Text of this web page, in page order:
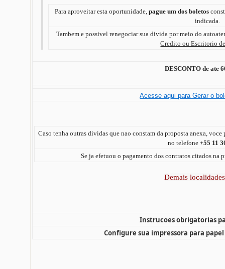
Para aproveitar esta oportunidade, pague um dos boletos
indicada.
Tambem e possivel renegociar sua divida por meio do
Credito ou Escritorio
DESCONTO de ate
Acesse aqui para Gerar o
Caso tenha outras dividas que nao constam da proposta anexa,
no telefone+55 11
Se ja efetuou o pagamento dos contratos citados na
Demais
Instrucoes obrigatorias
Configure sua impressora para